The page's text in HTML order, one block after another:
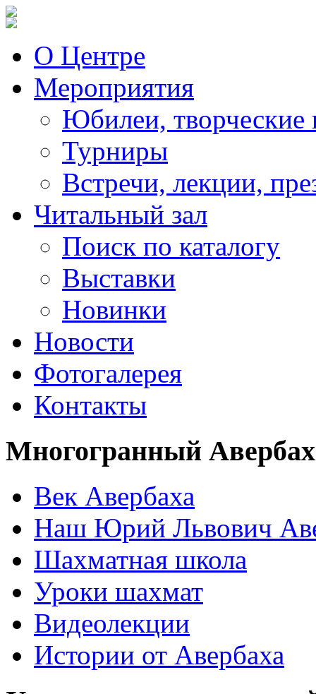
О Центре
Мероприятия
Юбилеи, творческие
Турниры
Встречи, лекции,
Читальный зал
Поиск по каталогу
Выставки
Новинки
Новости
Фотогалерея
Контакты
Многогранный Авербах
Век Авербаха
Наш Юрий Львович
Шахматная школа
Уроки шахмат
Видеолекции
Истории от Авербаха